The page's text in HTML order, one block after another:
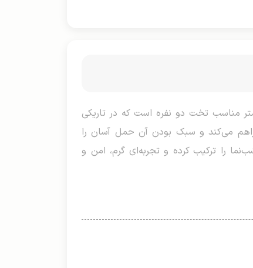
دو نفره، محصولی نوآورانه و جذاب برای کمپینگ و سفرهای شبانه با ابعاد ۲۴۰×۲۲۰ سانتی‌متر مناسب تخت دو نفره است که در تاریکی
می‌کند و سبک بودن آن حمل آسان را
را ترکیب کرده و تجربه‌ای گرم، امن و